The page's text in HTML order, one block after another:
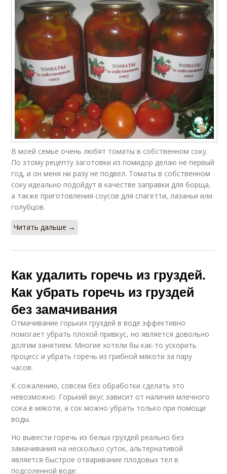
В моей семье очень любят томаты в собственном соку.
По этому рецепту заготовки из помидор делаю не первый
год, и он меня ни разу не подвел. Томаты в собственном
соку идеально подойдут в качестве заправки для борща,
а также приготовления соусов для спагетти, лазаньи или
голубцов.
Читать дальше →
Как удалить горечь из груздей.
Как убрать горечь из груздей
без замачивания
Отмачивание горьких груздей в воде эффективно
помогает убрать плохой привкус, но является довольно
долгим занятием. Многие хотели бы как-то ускорить
процесс и убрать горечь из грибной мякоти за пару
часов.
К сожалению, совсем без обработки сделать это
невозможно. Горький вкус зависит от наличия млечного
сока в мякоти, а сок можно убрать только при помощи
воды.
Но вывести горечь из белых груздей реально без
замачивания на несколько суток, альтернативой
является быстрое отваривание плодовых тел в
подсоленной воде: